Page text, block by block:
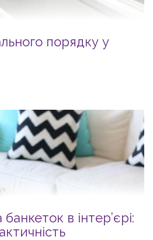
порядку у
в інтер’єрі: